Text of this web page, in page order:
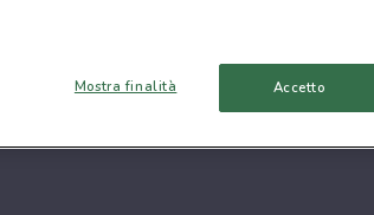
Mostra finalità Accetto